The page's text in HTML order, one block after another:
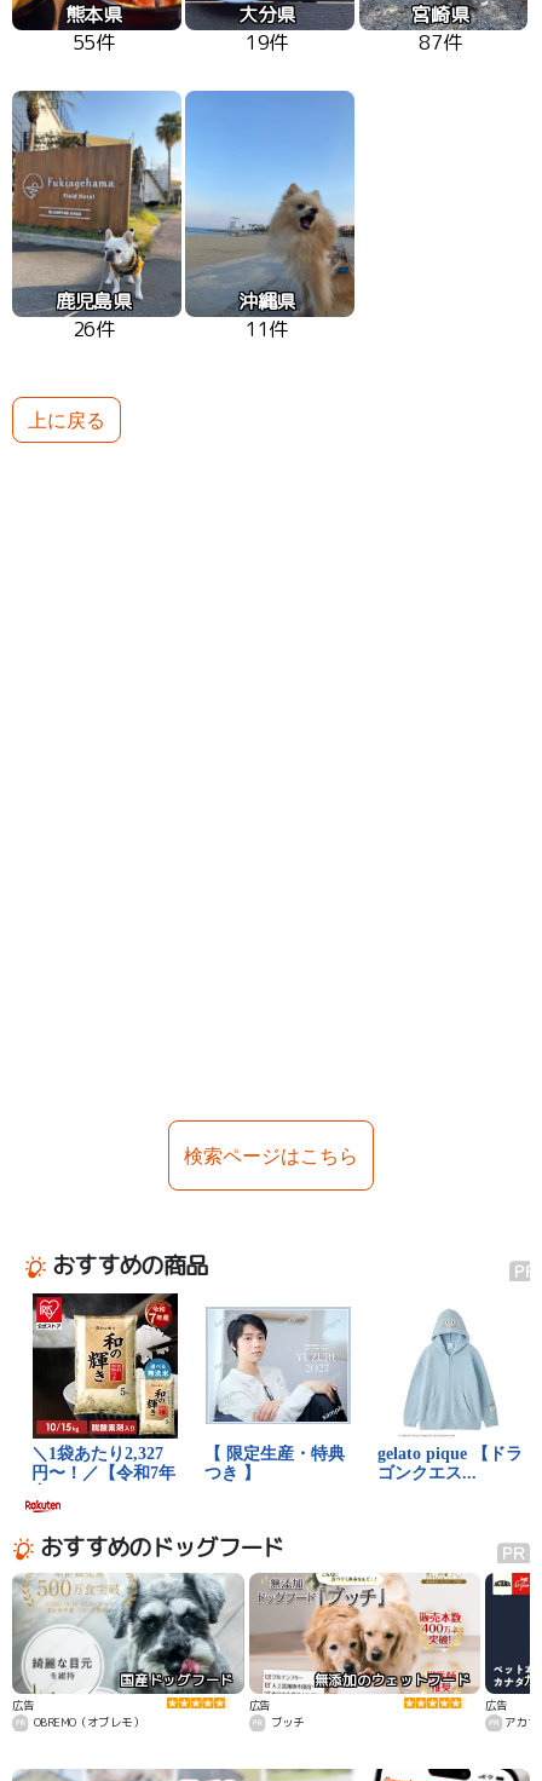
熊本県
55件
大分県
19件
宮崎県
87件
鹿児島県
26件
沖縄県
11件
上に戻る
検索ページはこちら
おすすめの商品
おすすめのドッグフード
国産ドッグフード
広告
OBREMO（オブレモ）
無添加のウェットフード
広告
ブッチ
カ
広告
アカ